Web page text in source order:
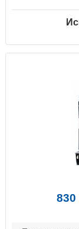
830